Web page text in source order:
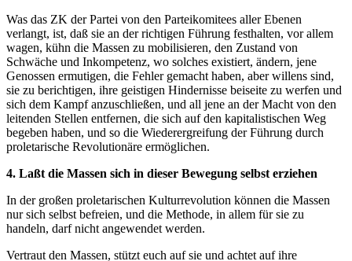
Was das ZK der Partei von den Parteikomitees aller Ebenen
verlangt, ist, daß sie an der richtigen Führung festhalten, vor allem
wagen, kühn die Massen zu mobilisieren, den Zustand von
Schwäche und Inkompetenz, wo solches existiert, ändern, jene
Genossen ermutigen, die Fehler gemacht haben, aber willens sind,
sie zu berichtigen, ihre geistigen Hindernisse beiseite zu werfen und
sich dem Kampf anzuschließen, und all jene an der Macht von den
leitenden Stellen entfernen, die sich auf den kapitalistischen Weg
begeben haben, und so die Wiederergreifung der Führung durch
proletarische Revolutionäre ermöglichen.
4. Laßt die Massen sich in dieser Bewegung selbst erziehen
In der großen proletarischen Kulturrevolution können die Massen
nur sich selbst befreien, und die Methode, in allem für sie zu
handeln, darf nicht angewendet werden.
Vertraut den Massen, stützt euch auf sie und achtet auf ihre